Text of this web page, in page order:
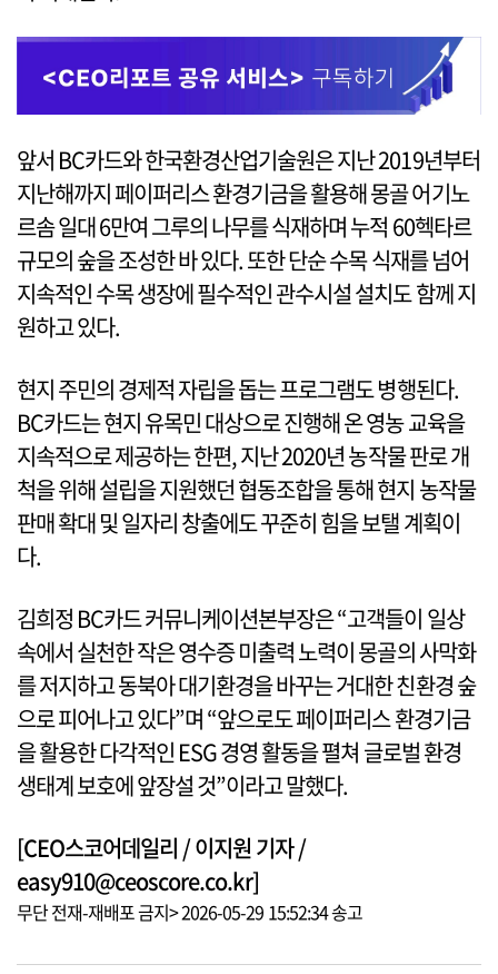
앞서 BC카드와 한국환경산업기술원은 지난 2019년부터
지난해까지 페이퍼리스 환경기금을 활용해 몽골 어기노
르솜 일대 6만여 그루의 나무를 식재하며 누적 60헥타르
규모의 숲을 조성한 바 있다. 또한 단순 수목 식재를 넘어
지속적인 수목 생장에 필수적인 관수시설 설치도 함께 지
원하고 있다.
현지 주민의 경제적 자립을 돕는 프로그램도 병행된다.
BC카드는 현지 유목민 대상으로 진행해 온 영농 교육을
지속적으로 제공하는 한편, 지난 2020년 농작물 판로 개
척을 위해 설립을 지원했던 협동조합을 통해 현지 농작물
판매 확대 및 일자리 창출에도 꾸준히 힘을 보탤 계획이
다.
김희정 BC카드 커뮤니케이션본부장은 “고객들이 일상
속에서 실천한 작은 영수증 미출력 노력이 몽골의 사막화
를 저지하고 동북아 대기환경을 바꾸는 거대한 친환경 숲
으로 피어나고 있다”며 “앞으로도 페이퍼리스 환경기금
을 활용한 다각적인 ESG 경영 활동을 펼쳐 글로벌 환경
생태계 보호에 앞장설 것”이라고 말했다.
[CEO스코어데일리 / 이지원 기자 /
easy910@ceoscore.co.kr]
무단 전재-재배포 금지> 2026-05-29 15:52:34 송고